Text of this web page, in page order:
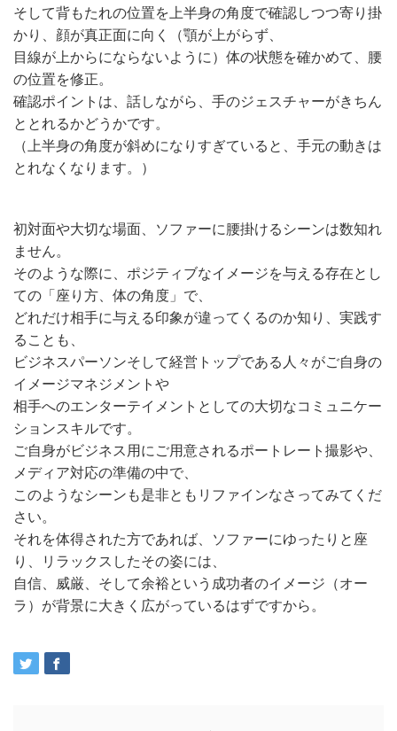
そして背もたれの位置を上半身の角度で確認しつつ寄り掛
かり、顔が真正面に向く（顎が上がらず、
目線が上からにならないように）体の状態を確かめて、腰
の位置を修正。
確認ポイントは、話しながら、手のジェスチャーがきちん
ととれるかどうかです。
（上半身の角度が斜めになりすぎていると、手元の動きは
とれなくなります。）
初対面や大切な場面、ソファーに腰掛けるシーンは数知れ
ません。
そのような際に、ポジティブなイメージを与える存在とし
ての「座り方、体の角度」で、
どれだけ相手に与える印象が違ってくるのか知り、実践す
ることも、
ビジネスパーソンそして経営トップである人々がご自身の
イメージマネジメントや
相手へのエンターテイメントとしての大切なコミュニケー
ションスキルです。
ご自身がビジネス用にご用意されるポートレート撮影や、
メディア対応の準備の中で、
このようなシーンも是非ともリファインなさってみてくだ
さい。
それを体得された方であれば、ソファーにゆったりと座
り、リラックスしたその姿には、
自信、威厳、そして余裕という成功者のイメージ（オー
ラ）が背景に大きく広がっているはずですから。